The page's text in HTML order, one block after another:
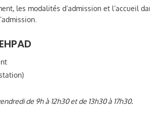
les modalités d’admission et l’accueil
de 9h à 12h30 et de 13h30 à 17h30.